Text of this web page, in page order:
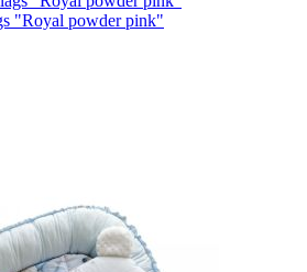
"Royal powder pink"